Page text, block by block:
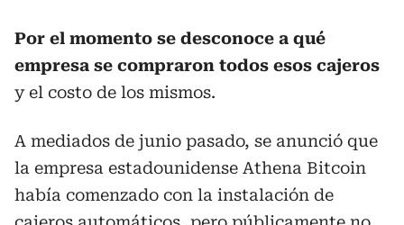
Por el momento se desconoce a qué
empresa se compraron todos esos cajeros
y el costo de los mismos.
A mediados de junio pasado, se anunció que
la empresa estadounidense Athena Bitcoin
había comenzado con la instalación de